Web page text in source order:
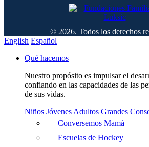
© 2026. Todos los derechos
English Español
Qué hacemos
Nuestro propósito es impulsar el
confiando en las capacidades de las
de sus vidas.
Niños Jóvenes Adultos Grandes
Conversemos Mamá
Escuelas de Hockey